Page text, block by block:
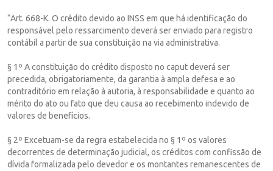
“Art. 668-K. O crédito devido ao INSS em que há identificação do
responsável pelo ressarcimento deverá ser enviado para registro
contábil a partir de sua constituição na via administrativa.
§ 1º A constituição do crédito disposto no caput deverá ser
precedida, obrigatoriamente, da garantia à ampla defesa e ao
contraditório em relação à autoria, à responsabilidade e quanto ao
mérito do ato ou fato que deu causa ao recebimento indevido de
valores de benefícios.
§ 2º Excetuam-se da regra estabelecida no § 1º os valores
decorrentes de determinação judicial, os créditos com confissão de
dívida formalizada pelo devedor e os montantes remanescentes de